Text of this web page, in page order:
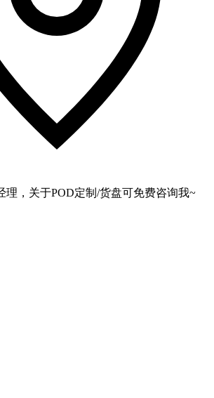
理，关于POD定制/货盘可免费咨询我~